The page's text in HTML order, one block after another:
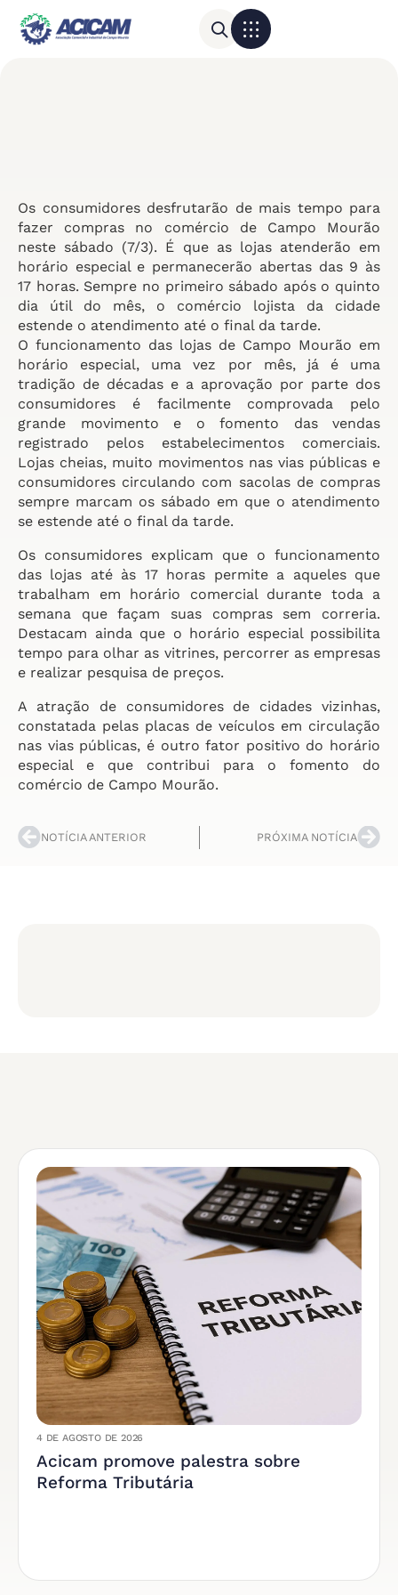
Os consumidores desfrutarão de mais tempo para
fazer compras no comércio de Campo Mourão
neste sábado (7/3). É que as lojas atenderão em
horário especial e permanecerão abertas das 9 às
17 horas. Sempre no primeiro sábado após o quinto
dia útil do mês, o comércio lojista da cidade
estende o atendimento até o final da tarde.
O funcionamento das lojas de Campo Mourão em
horário especial, uma vez por mês, já é uma
tradição de décadas e a aprovação por parte dos
consumidores é facilmente comprovada pelo
grande movimento e o fomento das vendas
registrado pelos estabelecimentos comerciais.
Lojas cheias, muito movimentos nas vias públicas e
consumidores circulando com sacolas de compras
sempre marcam os sábado em que o atendimento
se estende até o final da tarde.
Os consumidores explicam que o funcionamento
das lojas até às 17 horas permite a aqueles que
trabalham em horário comercial durante toda a
semana que façam suas compras sem correria.
Destacam ainda que o horário especial possibilita
tempo para olhar as vitrines, percorrer as empresas
e realizar pesquisa de preços.
A atração de consumidores de cidades vizinhas,
constatada pelas placas de veículos em circulação
nas vias públicas, é outro fator positivo do horário
especial e que contribui para o fomento do
comércio de Campo Mourão.
NOTÍCIA ANTERIOR PRÓXIMA NOTÍCIA
4 DE AGOSTO DE 2026
Acicam promove palestra sobre
Reforma Tributária